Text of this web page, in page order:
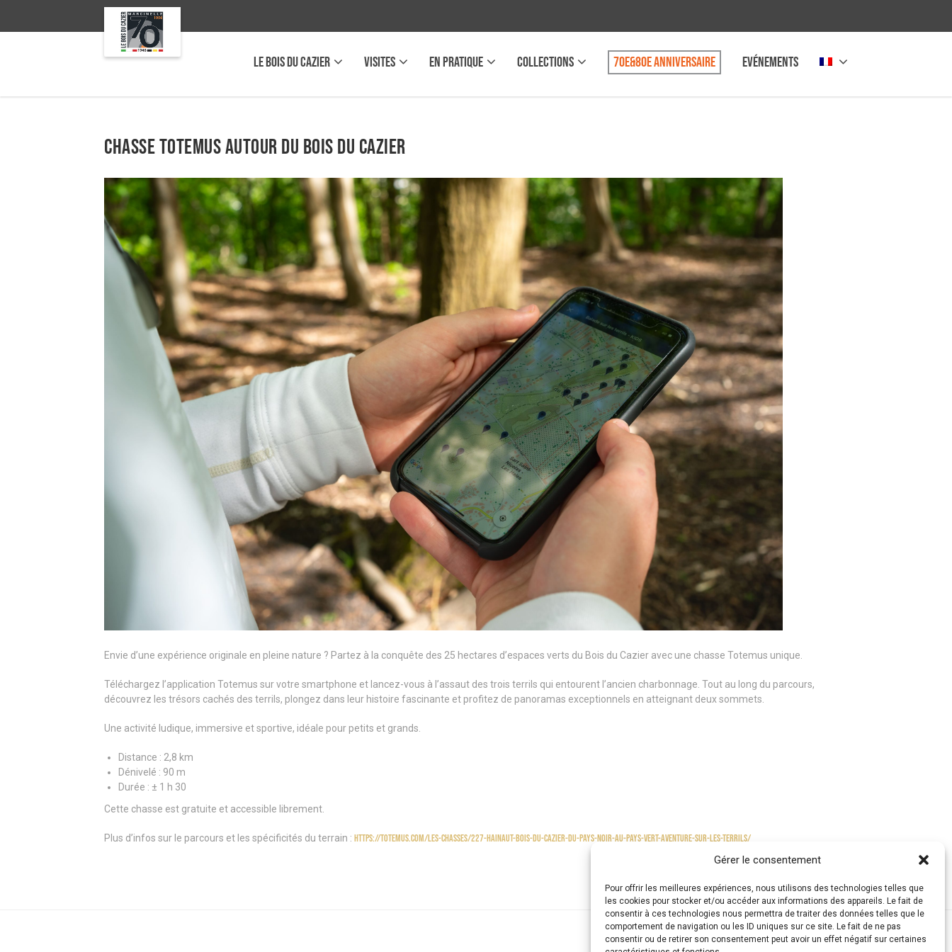
Gérer le consentement
Pour offrir les meilleures expériences, nous utilisons des technologies telles que
les cookies pour stocker et/ou accéder aux informations des appareils. Le fait de
consentir à ces technologies nous permettra de traiter des données telles que le
comportement de navigation ou les ID uniques sur ce site. Le fait de ne pas
consentir ou de retirer son consentement peut avoir un effet négatif sur certaines
LE BOIS DU CAZIER VISITES EN PRATIQUE COLLECTIONS 70e&80e anniversaire Evénements
Chasse TOTEMUS autour du Bois du Cazier
Envie d’une expérience originale en pleine nature ? Partez à la conquête des 25 hectares d’espaces verts du Bois du Cazier avec une chasse Totemus unique.
Téléchargez l’application Totemus sur votre smartphone et lancez-vous à l’assaut des trois terrils qui entourent l’ancien charbonnage. Tout au long du parcours,
découvrez les trésors cachés des terrils, plongez dans leur histoire fascinante et profitez de panoramas exceptionnels en atteignant deux sommets.
Une activité ludique, immersive et sportive, idéale pour petits et grands.
Distance : 2,8 km
Dénivelé : 90 m
Durée : ± 1 h 30
Cette chasse est gratuite et accessible librement.
Plus d’infos sur le parcours et les spécificités du terrain : https://totemus.com/les-chasses/227-hainaut-bois-du-cazier-du-pays-noir-au-pays-vert-aventure-sur-les-terrils/